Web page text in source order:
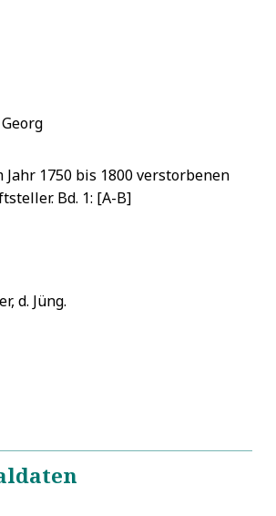
Jahr 1750 bis 1800 verstorbenen
Bd. 1: [A-B]
d. Jüng.